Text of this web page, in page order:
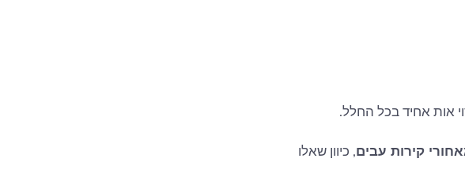
אות אחיד בכל החלל.
קירות עבים, כיוון שאלו